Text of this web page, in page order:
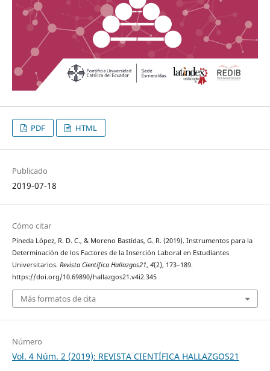
PDF HTML
Publicado
2019-07-18
Cómo citar
Pineda López, R. D. C., & Moreno Bastidas, G. R. (2019). Instrumentos para la
Determinación de los Factores de la Inserción Laboral en Estudiantes
Universitarios. Revista Científica Hallazgos21, 4(2), 173–189.
https://doi.org/10.69890/hallazgos21.v4i2.345
Más formatos de cita
Número
Vol. 4 Núm. 2 (2019): REVISTA CIENTÍFICA HALLAZGOS21